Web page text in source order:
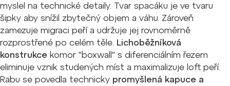
myslel na technické detaily. Tvar spacáku je ve tvaru
šipky aby snížil zbytečný objem a váhu. Zároveň
zamezuje migraci peří a udržuje jej rovnoměrně
rozprostřené po celém těle. Lichoběžníková
konstrukce komor "boxwall" s diferenciálním řezem
eliminuje vznik studených míst a maximalizuje loft peří.
Rabu se povedla technicky promyšlená kapuce a